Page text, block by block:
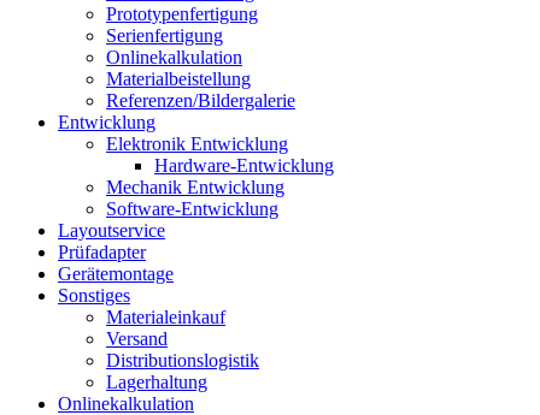
Prototypenfertigung
Serienfertigung
Onlinekalkulation
Materialbeistellung
Referenzen/Bildergalerie
Entwicklung
Elektronik Entwicklung
Hardware-Entwicklung
Mechanik Entwicklung
Software-Entwicklung
Layoutservice
Prüfadapter
Gerätemontage
Sonstiges
Materialeinkauf
Versand
Distributionslogistik
Lagerhaltung
Onlinekalkulation